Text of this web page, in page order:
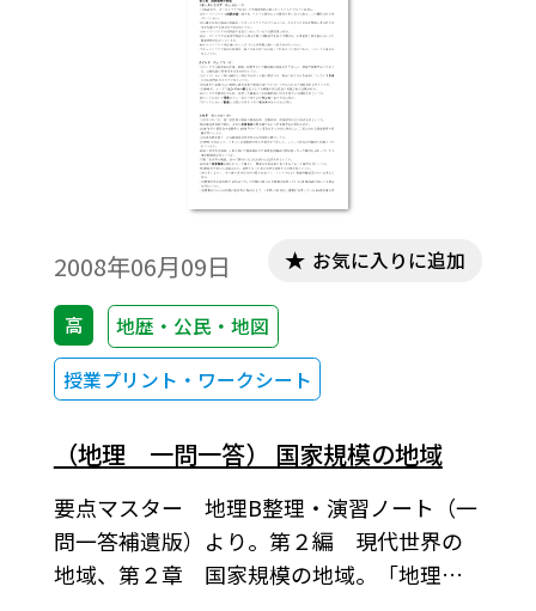
2008年06月09日
高
地歴・公民・地図
授業プリント・ワークシート
お気に入りに追加
（地理 一問一答） 国家規模の地域
要点マスター 地理B整理・演習ノート（一
問一答補遺版）より。第２編 現代世界の
地域、第２章 国家規模の地域。「地理Ｂ